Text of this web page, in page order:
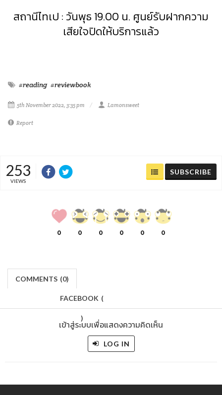
สถานีไทเป : วันพุธ 19.00 น. ศูนย์รับฝากความ
เสียใจปิดให้บริการแล้ว
#reading #reviewbook
5th November 2022, 3:35 pm Lamonsweet
Report
253
VIEWS
SUBSCRIBE
0 0 0 0 0 0
COMMENTS (0)
FACEBOOK (
)
เข้าสู่ระบบเพื่อแสดงความคิดเห็น
LOG IN